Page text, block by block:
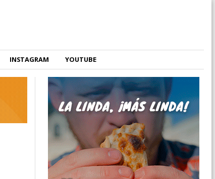
INSTAGRAM YOUTUBE